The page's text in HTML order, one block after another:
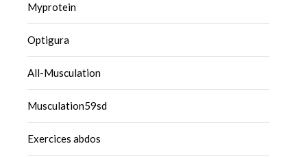
Myprotein
Optigura
All-Musculation
Musculation59sd
Exercices abdos